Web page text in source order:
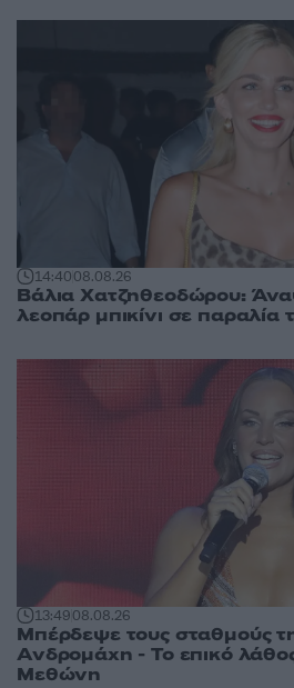
14:4008.08.26
Βάλια Χατζηθεοδώρου:
λεοπάρ μπικίνι σε παραλία
13:4908.08.26
Μπέρδεψε τους σταθμούς
Ανδρομάχη - Το επικό
Μεθώνη